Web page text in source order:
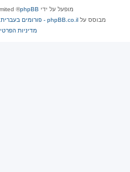
מופעל על ידי phpBB
® Forum Software © phpBB Limited
מבוסס עלphpBB.co.il - פורומים בעברית
מדיניות